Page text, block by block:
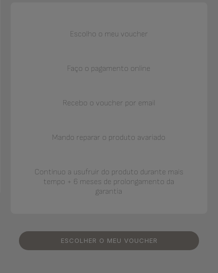
Escolho o meu voucher
Faço o pagamento online
Recebo o voucher por email
Mando reparar o produto avariado
Continuo a usufruir do produto durante mais
tempo + 6 meses de prolongamento da
garantia
ESCOLHER O MEU VOUCHER